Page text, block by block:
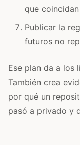
que
Publicar la
futuros no
Ese plan da a los
También crea
por qué un
pasó a privado y